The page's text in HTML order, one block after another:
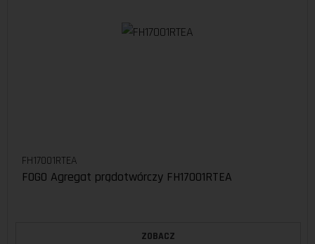
FH17001RTEA
FOGO Agregat prądotwórczy FH17001RTEA
ZOBACZ